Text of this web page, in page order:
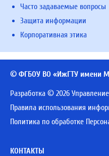
Часто задаваемые вопросы
Защита информации
Корпоративная этика
© ФГБОУ ВО «ИжГТУ имени
Разработка © 2026
Правила использования
Политика по обработке
КОНТАКТЫ